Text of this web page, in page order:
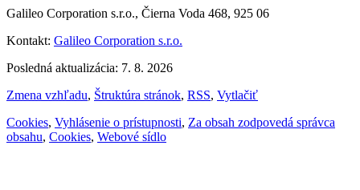
Galileo Corporation s.r.o., Čierna Voda 468, 925 06
Kontakt: Galileo Corporation s.r.o.
Posledná aktualizácia: 7. 8. 2026
Zmena vzhľadu, Štruktúra stránok, RSS, Vytlačiť
Cookies, Vyhlásenie o prístupnosti, Za obsah zodpovedá správca
obsahu, Cookies, Webové sídlo